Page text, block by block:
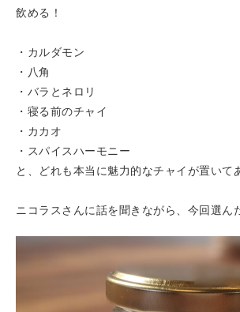
飲める！
・カルダモン
・八角
・バラとネロリ
・寝る前のチャイ
・カカオ
・スパイスハーモニー
と、どれも本当に魅力的なチャイが置いて
ニコラスさんに話を聞きながら、今回選ん